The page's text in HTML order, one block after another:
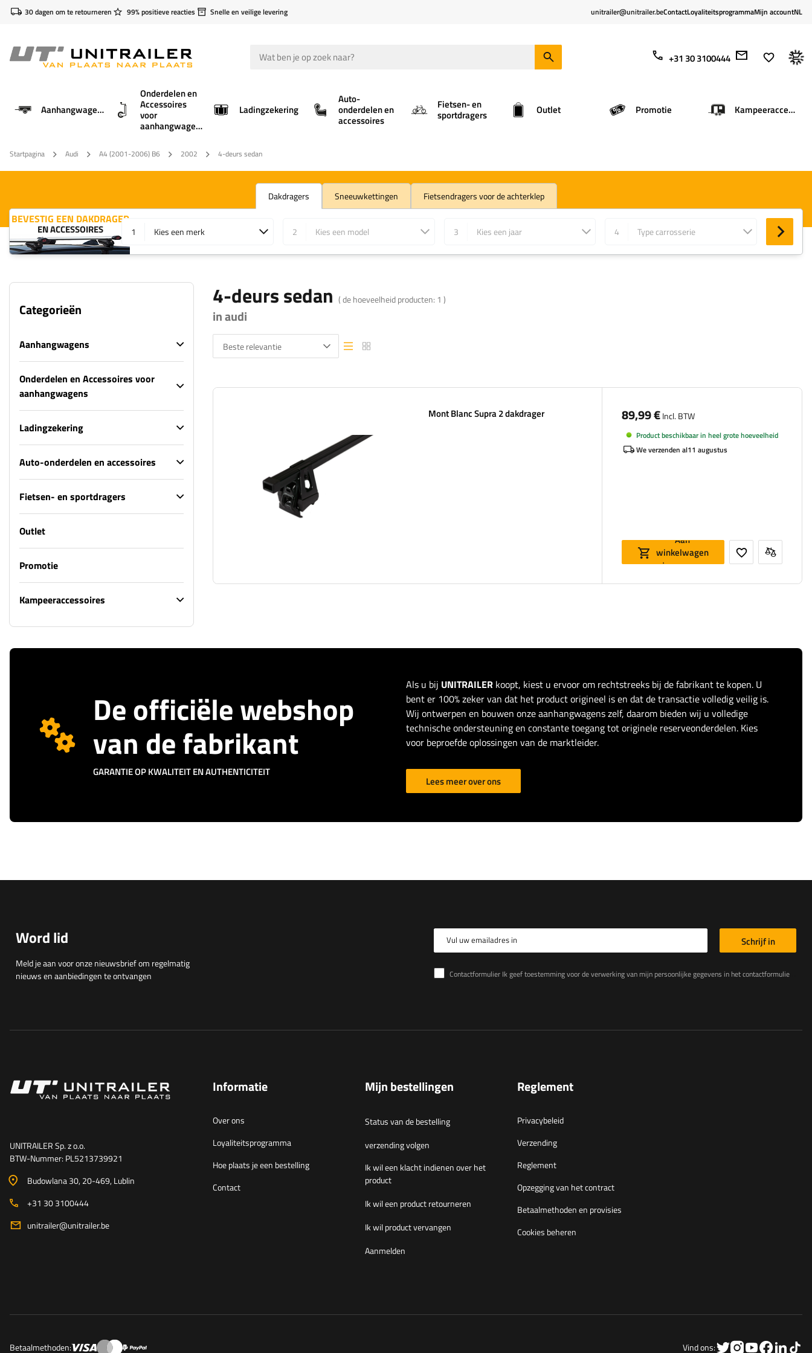
30 dagen om te retourneren 99% positieve reacties Snelle en veilige levering unitrailer@unitrailer.beContactLoyaliteitsprogrammaMijn accountNL
+31 30 3100444
Aanhangwagens
Onderdelen en
Accessoires
voor
aanhangwagens
Ladingzekering
Auto-
onderdelen en
accessoires
Fietsen- en
sportdragers Outlet Promotie Kampeeraccessoires
Startpagina Audi A4 (2001-2006) B6 2002 4-deurs sedan
Dakdragers Sneeuwkettingen Fietsendragers voor de achterklep
BEVESTIG EEN DAKDRAGER
EN ACCESSOIRES 1 Kies een merk 2 Kies een model 3 Kies een jaar 4 Type carrosserie
Categorieën
Aanhangwagens
Onderdelen en Accessoires voor
aanhangwagens
Ladingzekering
Auto-onderdelen en accessoires
Fietsen- en sportdragers
Outlet
Promotie
Kampeeraccessoires
4-deurs sedan ( de hoeveelheid producten: 1 )
in audi
Beste relevantie Lijstweergave
Lijstweergave
Mont Blanc Supra 2 dakdrager 89,99 €Incl. BTW
Product beschikbaar in heel grote hoeveelheid
We verzenden al11 augustus
Aan
winkelwagen
toevoegen
De officiële webshop
van de fabrikant
GARANTIE OP KWALITEIT EN AUTHENTICITEIT
Als u bij UNITRAILER koopt, kiest u ervoor om rechtstreeks bij de fabrikant te kopen. U
bent er 100% zeker van dat het product origineel is en dat de transactie volledig veilig is.
Wij ontwerpen en bouwen onze aanhangwagens zelf, daarom bieden wij u volledige
technische ondersteuning en constante toegang tot originele reserveonderdelen. Kies
voor beproefde oplossingen van de marktleider.
Lees meer over ons
Word lid
Meld je aan voor onze nieuwsbrief om regelmatig
nieuws en aanbiedingen te ontvangen
Vul uw emailadres in
Contactformulier Ik geef toestemming voor de verwerking van mijn persoonlijke gegevens in het contactformulier in overeenstemming met de Verordening van het Europees Parlement en de Raad (EU)
Schrijf in
UNITRAILER Sp. z o.o.
BTW-Nummer: PL5213739921
Budowlana 30, 20-469, Lublin
+31 30 3100444
unitrailer@unitrailer.be
Informatie
Over ons
Loyaliteitsprogramma
Hoe plaats je een bestelling
Contact
Mijn bestellingen
Status van de bestelling
verzending volgen
Ik wil een klacht indienen over het
product
Ik wil een product retourneren
Ik wil product vervangen
Aanmelden
Reglement
Privacybeleid
Verzending
Reglement
Opzegging van het contract
Betaalmethoden en provisies
Cookies beheren
Betaalmethoden: Vind ons: